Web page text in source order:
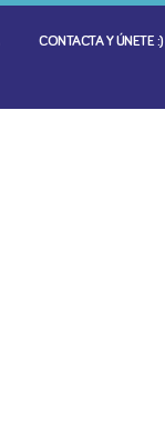
CONTACTA Y ÚNETE :)